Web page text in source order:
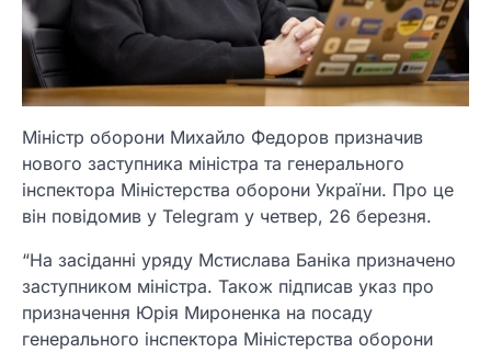
Міністр оборони Михайло Федоров призначив
нового заступника міністра та генерального
інспектора Міністерства оборони України. Про це
він повідомив у Telegram у четвер, 26 березня.
“На засіданні уряду Мстислава Баніка призначено
заступником міністра. Також підписав указ про
призначення Юрія Мироненка на посаду
генерального інспектора Міністерства оборони